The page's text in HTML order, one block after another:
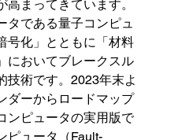
まってきています。
タである量子コンピュ
号化」とともに「材料
においてブレークスル
技術です。2023年末よ
ダーからロードマップ
ンピュータの実用版で
ピュータ（Fault-